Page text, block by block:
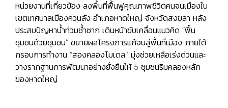
หน่วยงานที่เกี่ยวข้อง ลงพื้นที่ฟื้นฟูคุณภาพชีวิตคนจนเมืองใน
เขตเทศบาลเมืองควนลัง อำเภอหาดใหญ่ จังหวัดสงขลา หลัง
ประสบปัญหาน้ำท่วมซ้ำซาก เดินหน้าขับเคลื่อนแนวคิด “ฟื้น
ชุมชนด้วยชุมชน” ขยายผลโครงการแก้จนสู่พื้นที่เมือง ภายใต้
กรอบการทำงาน “สองคลองโมเดล" มุ่งช่วยเหลือเร่งด่วนและ
วางรากฐานการพัฒนาอย่างยั่งยืนให้ 5 ชุมชนริมคลองหลัก
ของหาดใหญ่